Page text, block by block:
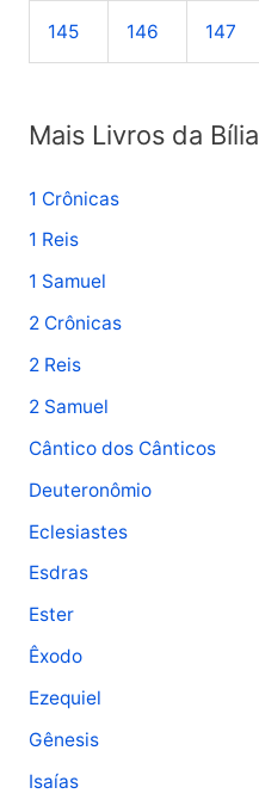
145 146 147
Mais Livros da Bília
1 Crônicas
1 Reis
1 Samuel
2 Crônicas
2 Reis
2 Samuel
Cântico dos Cânticos
Deuteronômio
Eclesiastes
Esdras
Ester
Êxodo
Ezequiel
Gênesis
Isaías